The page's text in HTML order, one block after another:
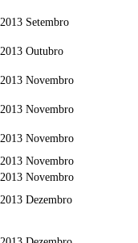
2013 Setembro
2013 Outubro
2013 Novembro
2013 Novembro
2013 Novembro
2013 Novembro
2013 Novembro
2013 Dezembro